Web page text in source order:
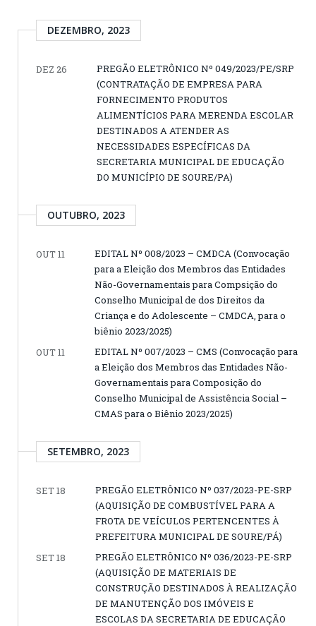
DEZEMBRO, 2023
DEZ 26
PREGÃO ELETRÔNICO Nº 049/2023/PE/SRP
(CONTRATAÇÃO DE EMPRESA PARA
FORNECIMENTO PRODUTOS
ALIMENTÍCIOS PARA MERENDA ESCOLAR
DESTINADOS A ATENDER AS
NECESSIDADES ESPECÍFICAS DA
SECRETARIA MUNICIPAL DE EDUCAÇÃO
DO MUNICÍPIO DE SOURE/PA)
OUTUBRO, 2023
OUT 11
EDITAL Nº 008/2023 – CMDCA (Convocação
para a Eleição dos Membros das Entidades
Não-Governamentais para Compsição do
Conselho Municipal de dos Direitos da
Criança e do Adolescente – CMDCA, para o
biênio 2023/2025)
OUT 11
EDITAL Nº 007/2023 – CMS (Convocação para
a Eleição dos Membros das Entidades Não-
Governamentais para Composição do
Conselho Municipal de Assistência Social –
CMAS para o Biênio 2023/2025)
SETEMBRO, 2023
SET 18
PREGÃO ELETRÔNICO Nº 037/2023-PE-SRP
(AQUISIÇÃO DE COMBUSTÍVEL PARA A
FROTA DE VEÍCULOS PERTENCENTES À
PREFEITURA MUNICIPAL DE SOURE/PÁ)
SET 18
PREGÃO ELETRÔNICO Nº 036/2023-PE-SRP
(AQUISIÇÃO DE MATERIAIS DE
CONSTRUÇÃO DESTINADOS À REALIZAÇÃO
DE MANUTENÇÃO DOS IMÓVEIS E
ESCOLAS DA SECRETARIA DE EDUCAÇÃO